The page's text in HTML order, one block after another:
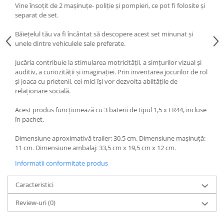
Vine însoţit de 2 maşinuţe- poliţie şi pompieri, ce pot fi folosite şi
separat de set.
Băieţelul tău va fi încântat să descopere acest set minunat şi
unele dintre vehiculele sale preferate.
Jucăria contribuie la stimularea motricităţii, a simţurilor vizual şi
auditiv, a curiozităţii şi imaginaţiei. Prin inventarea jocurilor de rol
şi joaca cu prietenii, cei mici îşi vor dezvolta abiltăţile de
relaţionare socială.
Acest produs funcţionează cu 3 baterii de tipul 1,5 x LR44, incluse
în pachet.
Dimensiune aproximativă trailer: 30,5 cm. Dimensiune maşinuţă:
11 cm. Dimensiune ambalaj: 33,5 cm x 19,5 cm x 12 cm.
Informatii conformitate produs
Caracteristici
Review-uri(0)